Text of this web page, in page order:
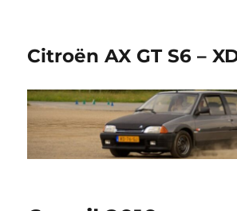
Citroën AX GT S6 –